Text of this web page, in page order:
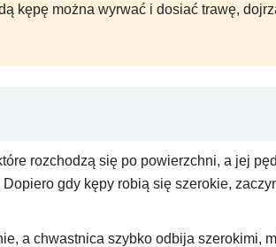
kępę można wyrwać i dosiać trawę,
rozchodzą się po powierzchni, a jej
gdy kępy robią się szerokie,
a chwastnica szybko odbija szerokimi,